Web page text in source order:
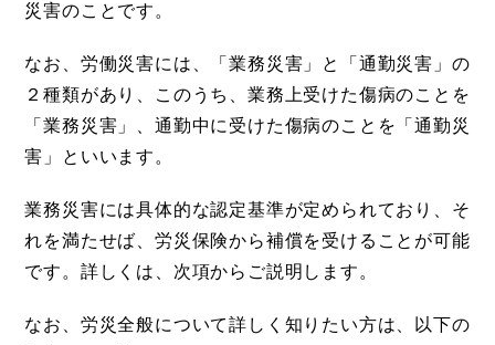
災害のことです。
なお、労働災害には、「業務災害」と「通勤災害」の
２種類があり、このうち、業務上受けた傷病のことを
「業務災害」、通勤中に受けた傷病のことを「通勤災
害」といいます。
業務災害には具体的な認定基準が定められており、そ
れを満たせば、労災保険から補償を受けることが可能
です。詳しくは、次項からご説明します。
なお、労災全般について詳しく知りたい方は、以下の